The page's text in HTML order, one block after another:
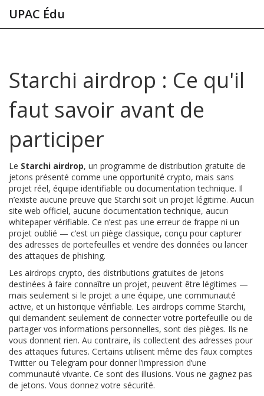
UPAC Édu
Starchi airdrop : Ce qu'il
faut savoir avant de
participer
Le Starchi airdrop, un programme de distribution gratuite de
jetons présenté comme une opportunité crypto, mais sans
projet réel, équipe identifiable ou documentation technique. Il
n’existe aucune preuve que Starchi soit un projet légitime. Aucun
site web officiel, aucune documentation technique, aucun
whitepaper vérifiable. Ce n’est pas une erreur de frappe ni un
projet oublié — c’est un piège classique, conçu pour capturer
des adresses de portefeuilles et vendre des données ou lancer
des attaques de phishing.
Les airdrops crypto, des distributions gratuites de jetons
destinées à faire connaître un projet, peuvent être légitimes —
mais seulement si le projet a une équipe, une communauté
active, et un historique vérifiable. Les airdrops comme Starchi,
qui demandent seulement de connecter votre portefeuille ou de
partager vos informations personnelles, sont des pièges. Ils ne
vous donnent rien. Au contraire, ils collectent des adresses pour
des attaques futures. Certains utilisent même des faux comptes
Twitter ou Telegram pour donner l’impression d’une
communauté vivante. Ce sont des illusions. Vous ne gagnez pas
de jetons. Vous donnez votre sécurité.